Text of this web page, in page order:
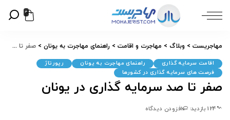
0
مهاجریست > وبلاگ > مهاجرت و اقامت > راهنمای مهاجرت به یونان > صفر تا صد سرمایه گذاری در یونان
اقامت سرمایه گذاری راهنمای مهاجرت به یونان
رپورتاژ
فرصت های سرمایه گذاری در کشورها
صفر تا صد سرمایه گذاری در یونان
124 بازدید افزودن دیدگاه